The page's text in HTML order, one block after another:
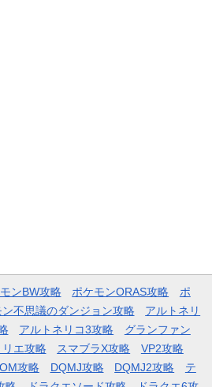
ンBW攻略 ポケモンORAS攻略
ポ
不思議のダンジョン攻略
アルトネリ
アルトネリコ3攻略
グランファン
リエ攻略 スマブラX攻略
VP2攻略
攻略
DQMJ攻略 DQMJ2攻略
テ